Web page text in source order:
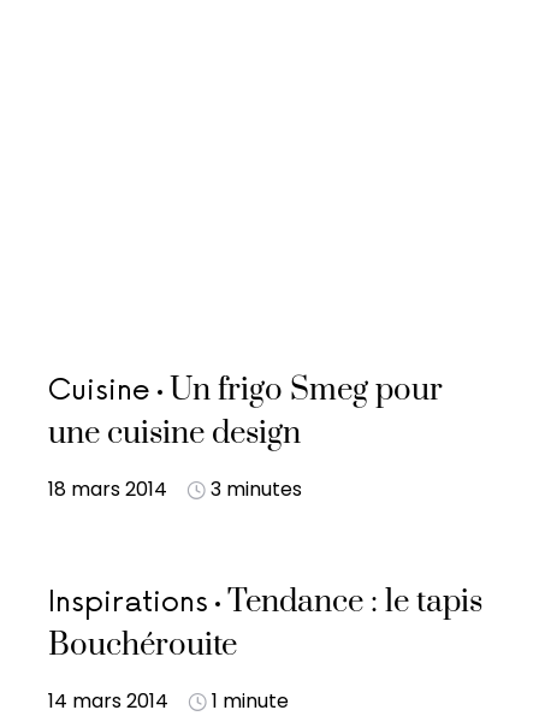
Cuisine Un frigo Smeg pour
une cuisine design
18 mars 2014 3 minutes
Inspirations Tendance : le tapis
Bouchérouite
14 mars 2014 1 minute